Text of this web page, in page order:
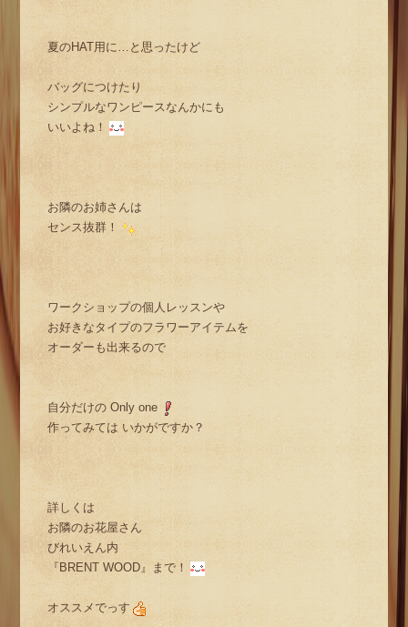
夏のHAT用に…と思ったけど
バッグにつけたり
シンプルなワンピースなんかにも
いいよね！
お隣のお姉さんは
センス抜群！
ワークショップの個人レッスンや
お好きなタイプのフラワーアイテムを
オーダーも出来るので
自分だけの Only one
作ってみては いかがですか？
詳しくは
お隣のお花屋さん
びれいえん内
『BRENT WOOD』まで！
オススメでっす